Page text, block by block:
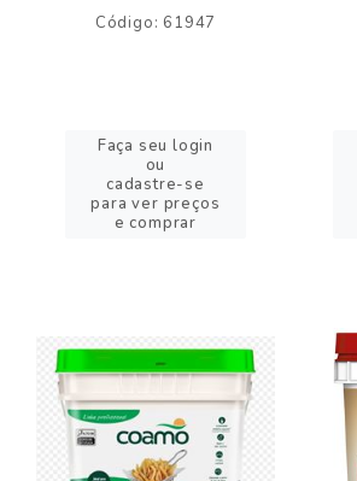
Código: 61947
Faça seu login
ou
cadastre-se
para ver preços
e comprar